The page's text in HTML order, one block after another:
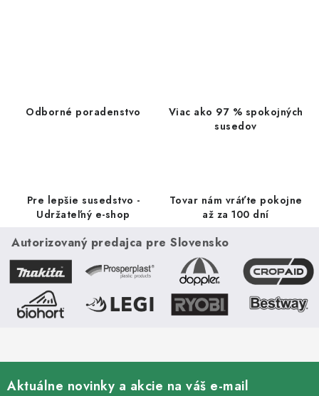
k
y
u
Odborné poradenstvo
Viac ako 97 % spokojných
susedov
Pre lepšie susedstvo -
Udržateľný e-shop
Tovar nám vráťte pokojne
až za 100 dní
Autorizovaný predajca pre Slovensko
Aktuálne novinky a akcie na váš e-mail